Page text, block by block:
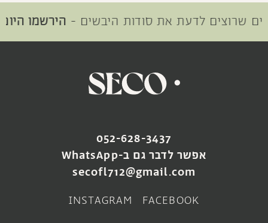
צפייה במוצר
זר סתיו
₪180
צפייה במוצר
לדעת את סודות היבשים -הירשמו היום
052-628-3437
אפשר לדבר גם ב-WhatsApp
secofl712@gmail.com
FACEBOOK
INSTAGRAM